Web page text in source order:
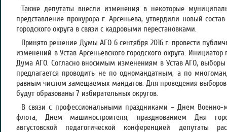
Также депутаты внесли изменения в некоторые
представление прокурора г. Арсеньева, утвердили новый
городского округа в связи с кадровыми перестановками.
Принято решение Думы АГО 6 сентября 2016 г. провести
изменений в Устав Арсеньевского городского округа.
Дума АГО. Согласно вносимым изменениям в Устав АГО, выборы
предлагается проводить не по одномандатным, а по
равным числом замещаемых мандатов. Для проведения выборов
будут образованы 7 избирательных округов.
В связи с профессиональными праздниками – Днем
флота, Днем машиностроителя, празднованием Дня
августовской педагогической конференцией депутаты